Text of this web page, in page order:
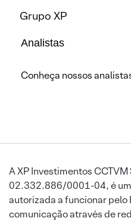
Grupo XP
Analistas
Conheça nossos
A XP Investimentos CCTVM
02.332.886/0001-04, é
autorizada a funcionar pelo
comunicação através de